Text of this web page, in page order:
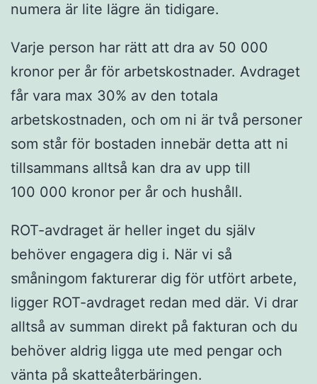
numera är lite lägre än tidigare.
Varje person har rätt att dra av 50 000
kronor per år för arbetskostnader. Avdraget
får vara max 30% av den totala
arbetskostnaden, och om ni är två personer
som står för bostaden innebär detta att ni
tillsammans alltså kan dra av upp till
100 000 kronor per år och hushåll.
ROT-avdraget är heller inget du själv
behöver engagera dig i. När vi så
småningom fakturerar dig för utfört arbete,
ligger ROT-avdraget redan med där. Vi drar
alltså av summan direkt på fakturan och du
behöver aldrig ligga ute med pengar och
vänta på skatteåterbäringen.